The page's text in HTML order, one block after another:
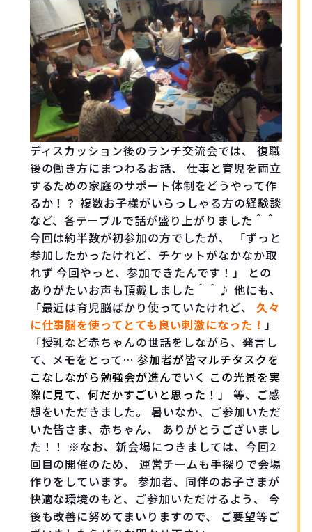
ディスカッション後のランチ交流会では、 復職
後の働き方にまつわるお話、 仕事と育児を両立
するための家庭のサポート体制をどうやって作
るか！？ 複数お子様がいらっしゃる方の経験談
など、各テーブルで話が盛り上がりました＾＾
今回は約半数が初参加の方でしたが、 「ずっと
参加したかったけれど、チケットがなかなか取
れず 今回やっと、参加できたんです！」 との
ありがたいお声も頂戴しました＾＾♪ 他にも、
「最近は育児脳ばかり使っていたけれど、 久々
に仕事脳を使ってとても良い刺激になった！ 」
「授乳など赤ちゃんの世話をしながら、発言し
て、メモをとって…参加者が皆マルチタスクを
こなしながら勉強会が進んでいく この光景を実
際に見て、何だかすごいと思った！ 」 等、ご感
想をいただきました。 暑いなか、ご参加いただ
いた皆さま、赤ちゃん、 ありがとうございまし
た！！
※なお、新会場につきましては、今回2
回目の開催のため、 運営チームも手探りで会場
作りをしています。 参加者、同伴のお子さまが
快適な環境のもと、ご参加いただけるよう、 今
後も改善に努めてまいりますので、 ご要望等ご